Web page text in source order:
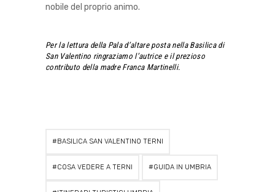
nobile del proprio animo.
Per la lettura della Pala d’altare posta nella Basilica di
San Valentino ringraziamo l’autrice e il prezioso
contributo della madre Franca Martinelli.
BASILICA SAN VALENTINO TERNI
COSA VEDERE A TERNI GUIDA IN UMBRIA